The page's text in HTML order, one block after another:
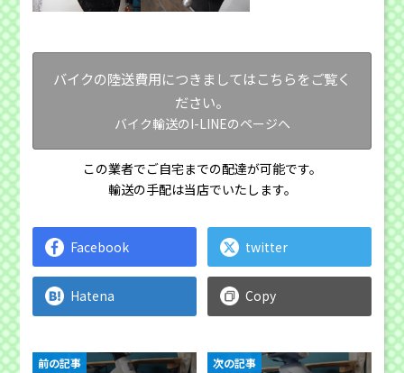
バイクの陸送費用につきましてはこちらをご覧く
ださい。
バイク輸送のI-LINEのページへ
この業者でご自宅までの配達が可能です。
輸送の手配は当店でいたします。
Facebook twitter
Hatena Copy
前の記事 次の記事